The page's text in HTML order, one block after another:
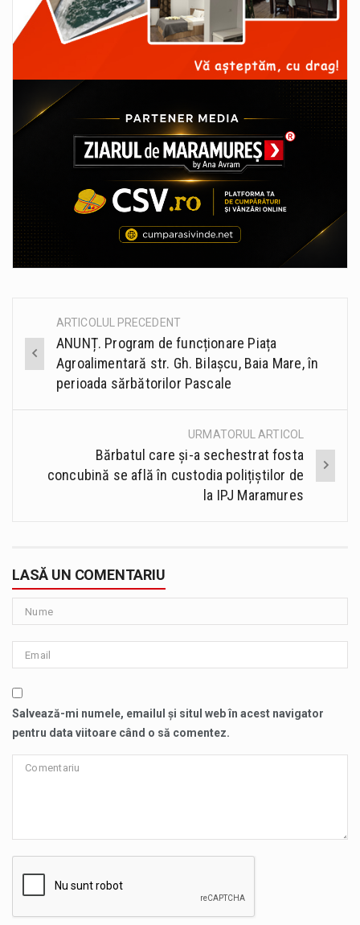
Post
navigation
ARTICOLUL PRECEDENT
ANUNȚ. Program de funcționare Piața
Agroalimentară str. Gh. Bilașcu, Baia Mare, în
perioada sărbătorilor Pascale
URMATORUL ARTICOL
Bărbatul care și-a sechestrat fosta
concubină se află în custodia polițiștilor de
la IPJ Maramures
LASĂ UN COMENTARIU
Salvează-mi numele, emailul și situl web în acest navigator
pentru data viitoare când o să comentez.